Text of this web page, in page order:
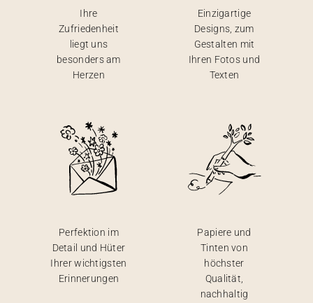
Ihre
Zufriedenheit
liegt uns
besonders am
Herzen
Einzigartige
Designs, zum
Gestalten mit
Ihren Fotos und
Texten
Perfektion im
Detail und Hüter
Ihrer wichtigsten
Erinnerungen
Papiere und
Tinten von
höchster
Qualität,
nachhaltig